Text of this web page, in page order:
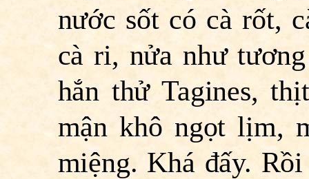
nước sốt có cà rốt,
cà ri, nửa như
hắn thử Tagines,
mận khô ngọt lịm,
miệng. Khá đấy.